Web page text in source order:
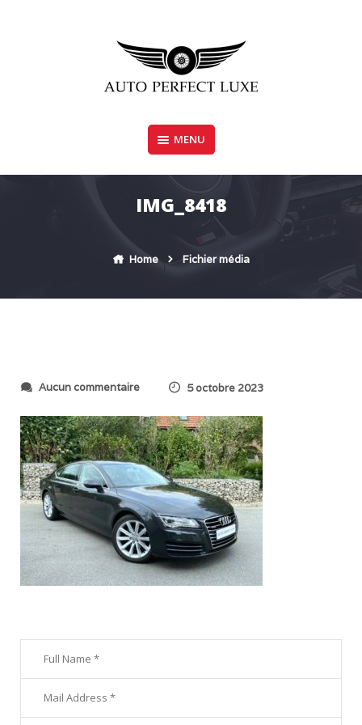
AUTO PERFECT LUXE
MENU
IMG_8418
Home Fichier média
Aucun commentaires
r
I
M
G
_
8
4
1
8
5 octobre 2023